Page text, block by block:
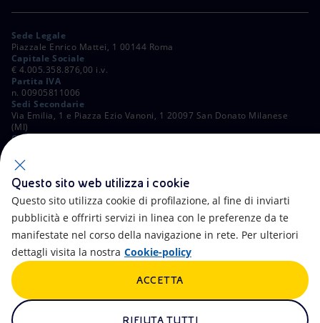
Sede Legale
Piazzale Enrico Mattei, 1 00144 Roma
Capitale Sociale
€ 4.005.358.876,00 i.v.
Partita IVA
n. 00905811006
Sedi Secondarie
Via Emilia, 1 e Piazza Ezio Vanoni, 1 20097 San Donato Milanese
(MI)
C. Fiscale e Registro Imprese di Roma
ALTRI LINK
Accessibilità Calendario
Newsletter Intelligenza artificiale
Truffe e Phishing
Questo sito web utilizza i cookie
Questo sito utilizza cookie di profilazione, al fine di inviarti
pubblicità e offrirti servizi in linea con le preferenze da te
manifestate nel corso della navigazione in rete. Per ulteriori
dettagli visita la nostra Cookie-policy
RIFIUTA TUTTI
ACCETTA